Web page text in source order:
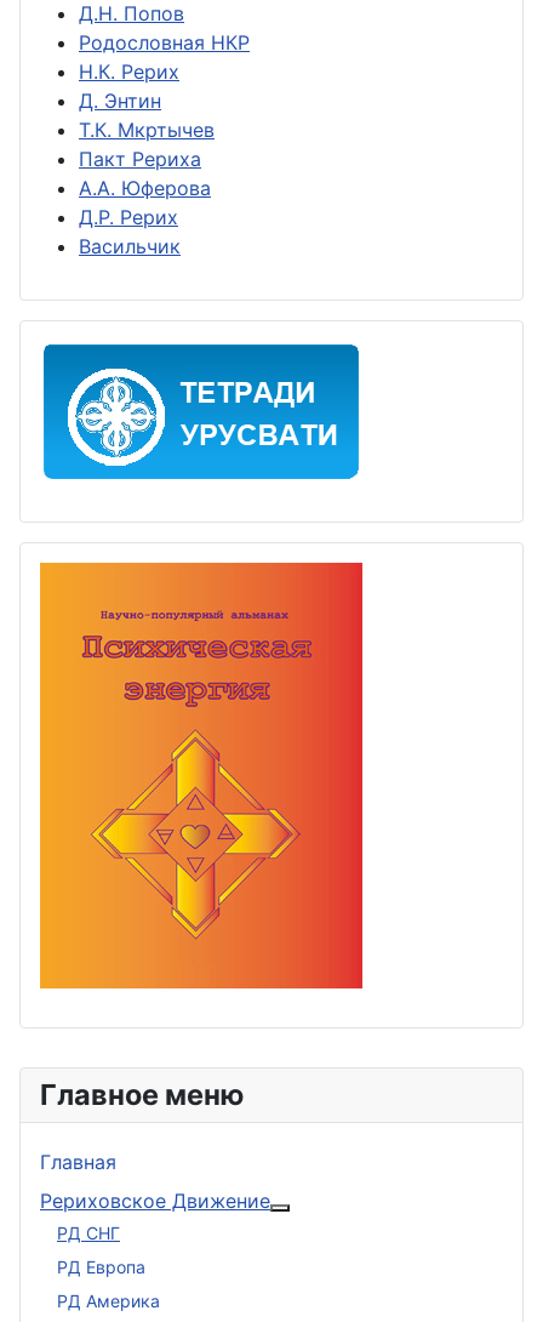
Главное меню
Главная
Рериховское Движение
РД СНГ
РД Европа
РД Америка
Д.Н. Попов
Родословная НКР
Н.К. Рерих
Д. Энтин
Т.К. Мкртычев
Пакт Рериха
А.А. Юферова
Д.Р. Рерих
Васильчик